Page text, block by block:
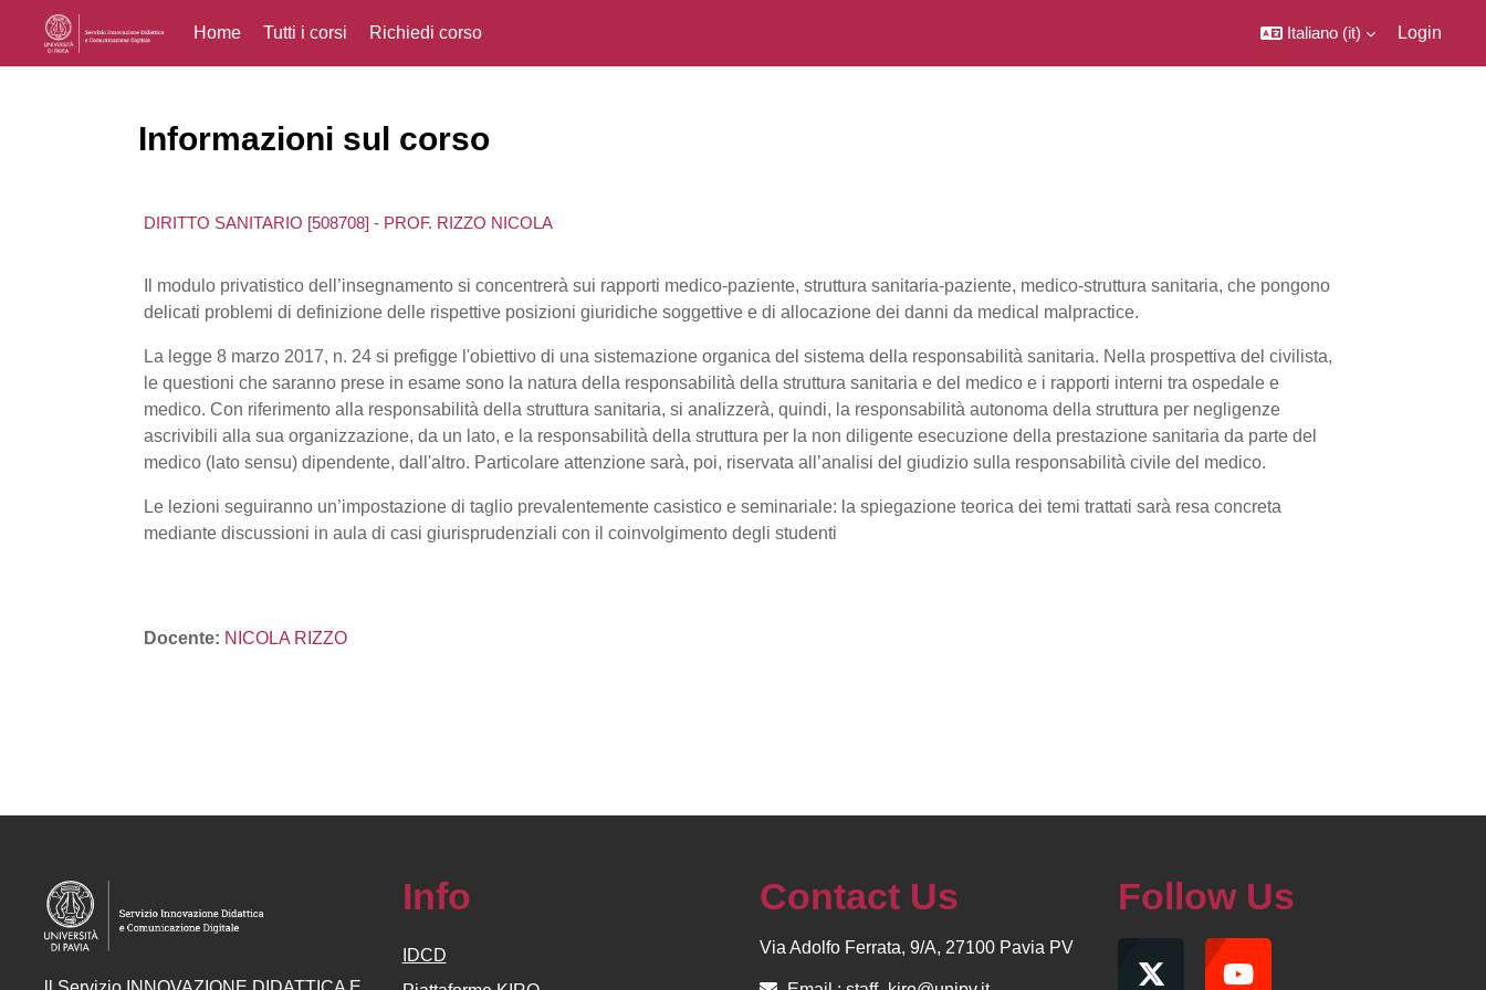
Home Tutti i corsi Richiedi corso Italiano ‎(it)‎ Login
Informazioni sul corso
DIRITTO SANITARIO [508708] - PROF. RIZZO NICOLA
Il modulo privatistico dell’insegnamento si concentrerà sui rapporti medico-paziente, struttura sanitaria-paziente, medico-struttura sanitaria, che pongono
delicati problemi di definizione delle rispettive posizioni giuridiche soggettive e di allocazione dei danni da medical malpractice.
La legge 8 marzo 2017, n. 24 si prefigge l'obiettivo di una sistemazione organica del sistema della responsabilità sanitaria. Nella prospettiva del civilista,
le questioni che saranno prese in esame sono la natura della responsabilità della struttura sanitaria e del medico e i rapporti interni tra ospedale e
medico. Con riferimento alla responsabilità della struttura sanitaria, si analizzerà, quindi, la responsabilità autonoma della struttura per negligenze
ascrivibili alla sua organizzazione, da un lato, e la responsabilità della struttura per la non diligente esecuzione della prestazione sanitaria da parte del
medico (lato sensu) dipendente, dall'altro. Particolare attenzione sarà, poi, riservata all’analisi del giudizio sulla responsabilità civile del medico.
Le lezioni seguiranno un’impostazione di taglio prevalentemente casistico e seminariale: la spiegazione teorica dei temi trattati sarà resa concreta
mediante discussioni in aula di casi giurisprudenziali con il coinvolgimento degli studenti
Docente: NICOLA RIZZO
Info
IDCD
Contact Us
Via Adolfo Ferrata, 9/A, 27100 Pavia PV
Follow Us